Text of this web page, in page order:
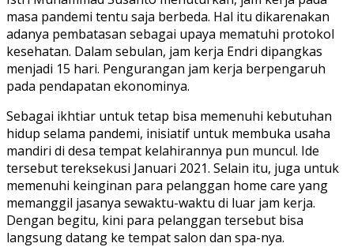
masa pandemi tentu saja berbeda. Hal itu dikarenakan
adanya pembatasan sebagai upaya mematuhi protokol
kesehatan. Dalam sebulan, jam kerja Endri dipangkas
menjadi 15 hari. Pengurangan jam kerja berpengaruh
pada pendapatan ekonominya.
Sebagai ikhtiar untuk tetap bisa memenuhi kebutuhan
hidup selama pandemi, inisiatif untuk membuka usaha
mandiri di desa tempat kelahirannya pun muncul. Ide
tersebut tereksekusi Januari 2021. Selain itu, juga untuk
memenuhi keinginan para pelanggan home care yang
memanggil jasanya sewaktu-waktu di luar jam kerja.
Dengan begitu, kini para pelanggan tersebut bisa
langsung datang ke tempat salon dan spa-nya.